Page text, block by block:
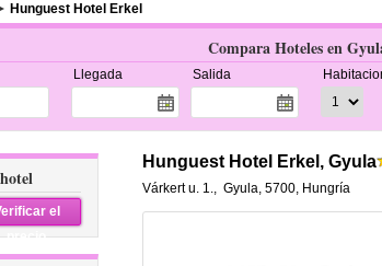
Hunguest Hotel Erkel
Compara Hoteles en
Llegada Salida
el
precio
Hunguest Hotel Erkel, Gyula
Várkert u. 1., Gyula, 5700, Hungría